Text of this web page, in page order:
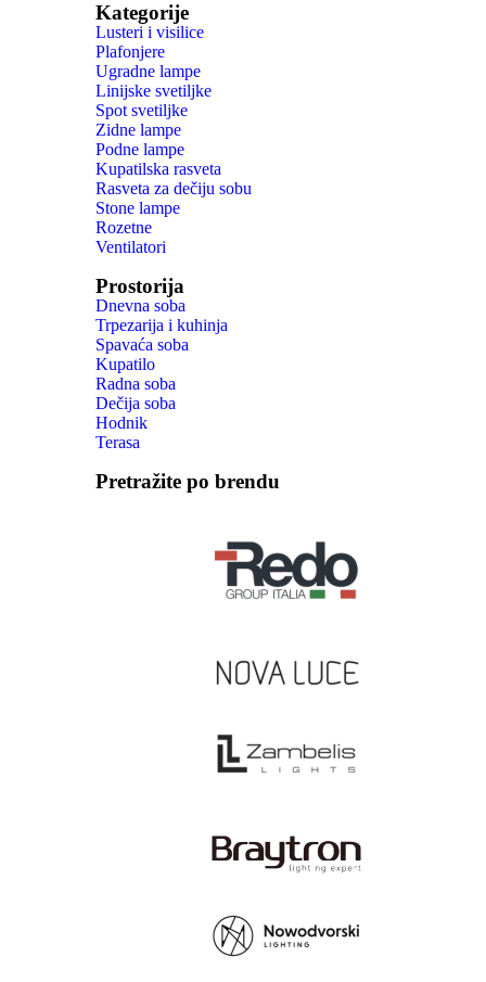
Kategorije
Lusteri i visilice
Plafonjere
Ugradne lampe
Linijske svetiljke
Spot svetiljke
Zidne lampe
Podne lampe
Kupatilska rasveta
Rasveta za dečiju sobu
Stone lampe
Rozetne
Ventilatori
Prostorija
Dnevna soba
Trpezarija i kuhinja
Spavaća soba
Kupatilo
Radna soba
Dečija soba
Hodnik
Terasa
Pretražite po brendu